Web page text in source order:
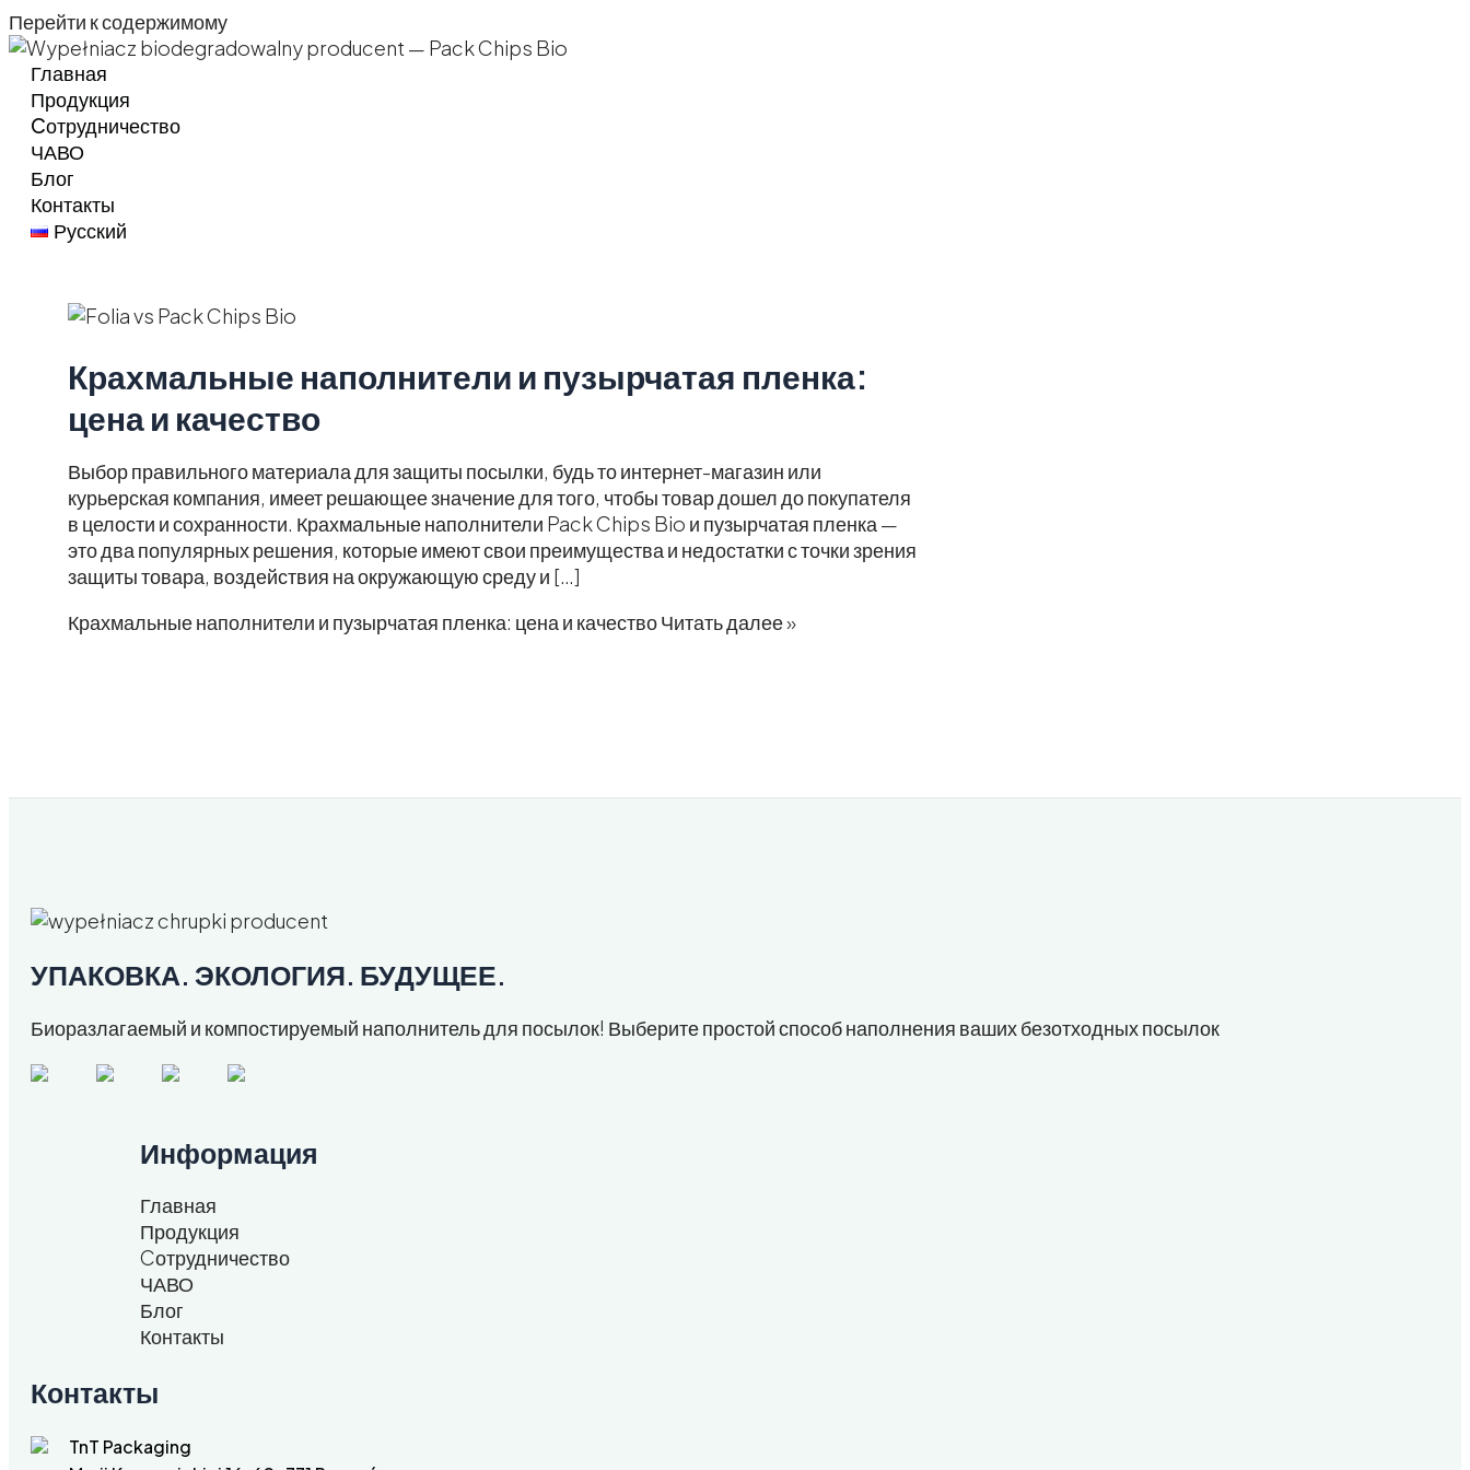
Перейти к содержимому
Главная
Продукция
Cотрудничество
ЧАВО
Блог
Контакты
Русский
Крахмальные наполнители и пузырчатая пленка:
цена и качество
Выбор правильного материала для защиты посылки, будь то интернет-магазин или
курьерская компания, имеет решающее значение для того, чтобы товар дошел до покупателя
в целости и сохранности. Крахмальные наполнители Pack Chips Bio и пузырчатая пленка —
это два популярных решения, которые имеют свои преимущества и недостатки с точки зрения
защиты товара, воздействия на окружающую среду и […]
Крахмальные наполнители и пузырчатая пленка: цена и качествоЧитать далее »
УПАКОВКА. ЭКОЛОГИЯ. БУДУЩЕЕ.
Биоразлагаемый и компостируемый наполнитель для посылок! Выберите простой способ наполнения ваших безотходных посылок
Информация
Главная
Продукция
Cотрудничество
ЧАВО
Блог
Контакты
Контакты
TnT Packaging